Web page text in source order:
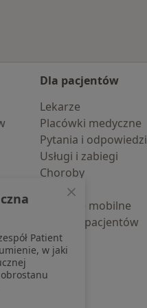
Dla pacjentów
Lekarze
Placówki medyczne
Pytania i odpowiedzi
Usługi i zabiegi
Choroby
Pomoc
Aplikacje mobilne
Blog dla pacjentów
Patient
w jaki